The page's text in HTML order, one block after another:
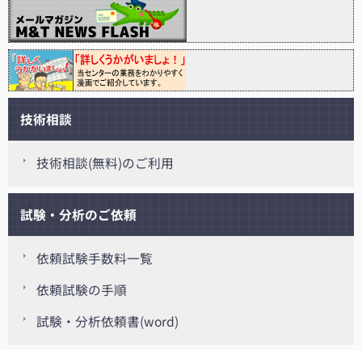
技術相談
技術相談(無料)のご利用
試験・分析のご依頼
依頼試験手数料一覧
依頼試験の手順
試験・分析依頼書(word)